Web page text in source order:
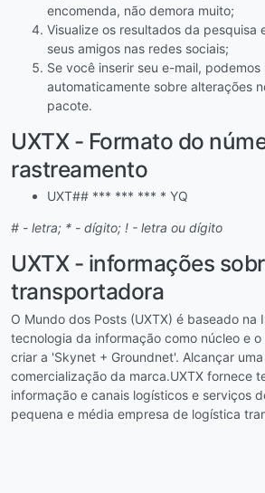
encomenda, não demora muito;
Visualize os resultados da pesquisa
seus amigos nas redes sociais;
Se você inserir seu e-mail,
automaticamente sobre alterações
pacote.
UXTX - Formato do
rastreamento
UXT## *** *** *** * YQ
# - letra; * - dígito; ! - letra ou dígito
UXTX - informações
transportadora
O Mundo dos Posts (UXTX) é baseado na
tecnologia da informação como núcleo e o
criar a 'Skynet + Groundnet'. Alcançar
comercialização da marca.UXTX fornece
informação e canais logísticos e serviços
pequena e média empresa de logística